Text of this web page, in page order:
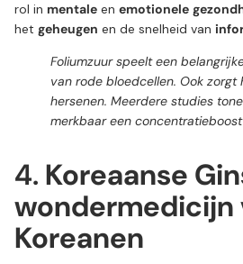
rol in mentale en emotionele
het geheugen en de snelheid van
Foliumzuur speelt een
van rode bloedcellen. Ook zorgt
hersenen. Meerdere studies
merkbaar een
4. Koreaanse
wondermedicijn
Koreanen